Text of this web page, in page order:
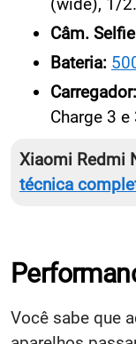
Câm.
Bateria:
Carregador:
Charge 3 e
Xiaomi Redmi
técnica
Você sabe que